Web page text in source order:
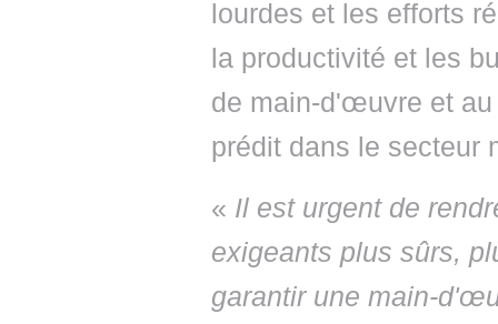
lourdes et les efforts
la productivité et les
de main-d'œuvre et au
prédit dans le secteur
« Il est urgent de
exigeants plus sûrs,
garantir une main-